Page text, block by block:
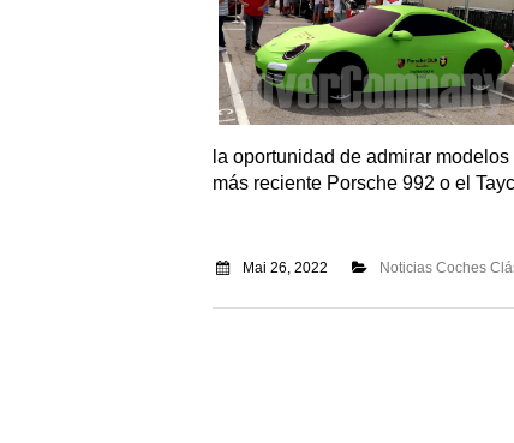
la oportunidad de admirar
más reciente Porsche 992 o el
Mai 26, 2022 Noticias Coches